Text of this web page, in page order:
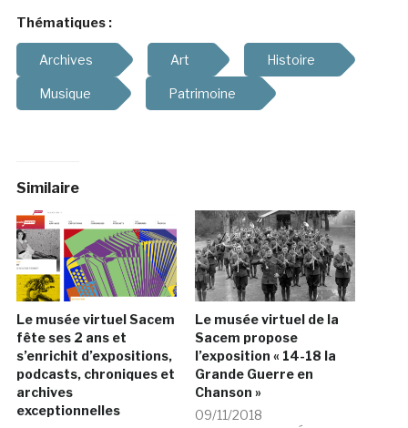
Thématiques :
Archives Art Histoire
Musique Patrimoine
Similaire
Le musée virtuel Sacem
fête ses 2 ans et
s’enrichit d’expositions,
podcasts, chroniques et
archives
exceptionnelles
Le musée virtuel de la
Sacem propose
l’exposition « 14-18 la
Grande Guerre en
Chanson »
09/11/2018